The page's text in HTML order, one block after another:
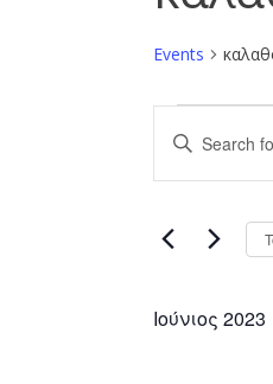
Events
Events
Events
Search
Views
Enter
for
Events
Keyword.
Ιούνιος 2023